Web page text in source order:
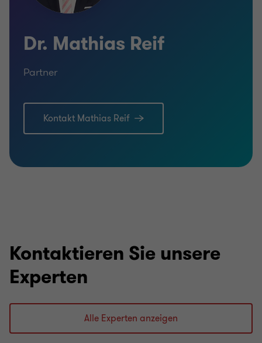
erfahren
Dr. Mathias Reif
Partner
Kontakt Mathias Reif
Kontaktieren Sie unsere
Experten
Alle Experten anzeigen